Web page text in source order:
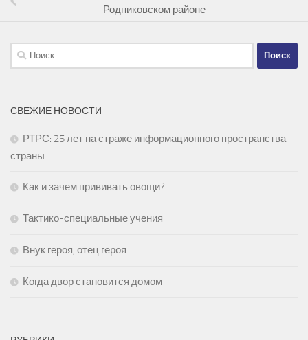
Родниковском районе
Найти:
СВЕЖИЕ НОВОСТИ
РТРС: 25 лет на страже информационного пространства
страны
Как и зачем прививать овощи?
Тактико-специальные учения
Внук героя, отец героя
Когда двор становится домом